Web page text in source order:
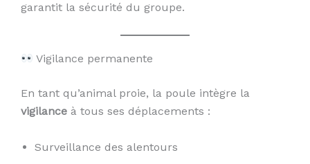
garantit la sécurité du groupe.
Vigilance permanente
En tant qu’animal proie, la poule intègre la
vigilance à tous ses déplacements :
Surveillance des alentours